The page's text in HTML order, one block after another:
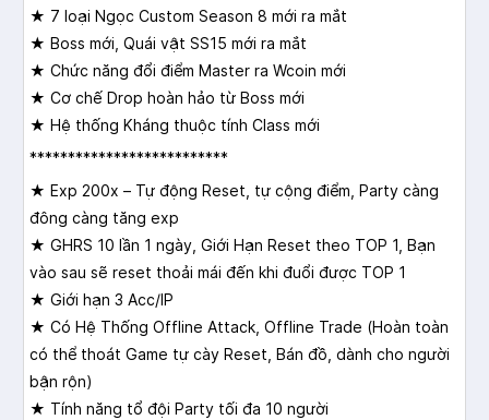
★ 7 loại Ngọc Custom Season 8 mới ra mắt
★ Boss mới, Quái vật SS15 mới ra mắt
★ Chức năng đổi điểm Master ra Wcoin mới
★ Cơ chế Drop hoàn hảo từ Boss mới
★ Hệ thống Kháng thuộc tính Class mới
**************************
★ Exp 200x – Tự động Reset, tự cộng điểm, Party càng
đông càng tăng exp
★ GHRS 10 lần 1 ngày, Giới Hạn Reset theo TOP 1, Bạn
vào sau sẽ reset thoải mái đến khi đuổi được TOP 1
★ Giới hạn 3 Acc/IP
★ Có Hệ Thống Offline Attack, Offline Trade (Hoàn toàn
có thể thoát Game tự cày Reset, Bán đồ, dành cho người
bận rộn)
★ Tính năng tổ đội Party tối đa 10 người